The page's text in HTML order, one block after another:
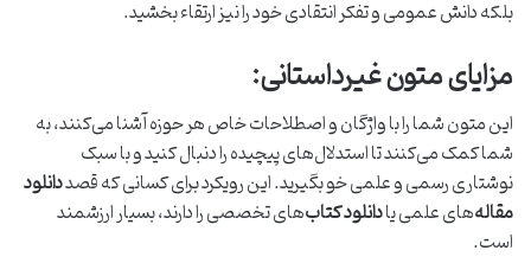
بلکه دانش عمومی و تفکر انتقادی خود را نیز ارتقاء بخشید.
مزایای متون غیرداستانی:
این متون شما را با واژگان و اصطلاحات خاص هر حوزه آشنا می‌کنند، به
شما کمک می‌کنند تا استدلال‌های پیچیده را دنبال کنید و با سبک
نوشتاری رسمی و علمی خو بگیرید. این رویکرد برای کسانی که قصددانلود
مقاله‌های علمی یادانلود کتاب‌های تخصصی را دارند، بسیار ارزشمند
است.